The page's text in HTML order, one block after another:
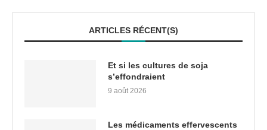
ARTICLES RÉCENT(S)
Et si les cultures de soja
s’effondraient
9 août 2026
Les médicaments effervescents